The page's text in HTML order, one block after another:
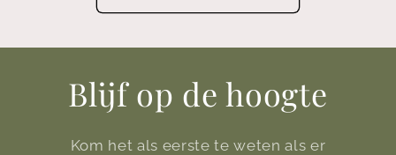
Blijf op de hoogte
Kom het als eerste te weten als er